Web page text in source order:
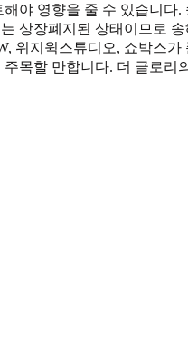
야 영향을 줄 수 있습니다.
상장폐지된 상태이므로
위지윅스튜디오, 쇼박스
주목할 만합니다. 더 글로